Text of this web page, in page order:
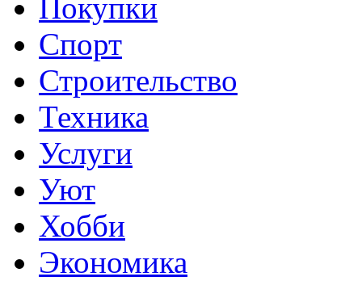
Покупки
Спорт
Строительство
Техника
Услуги
Уют
Хобби
Экономика